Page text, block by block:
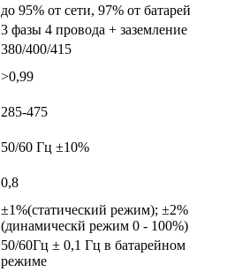
до 95% от сети, 97% от батарей
3 фазы 4 провода + заземление
380/400/415
>0,99
285-475
50/60 Гц ±10%
0,8
±1%(статический режим); ±2%
(динамическй режим 0 - 100%)
50/60Гц ± 0,1 Гц в батарейном
режиме